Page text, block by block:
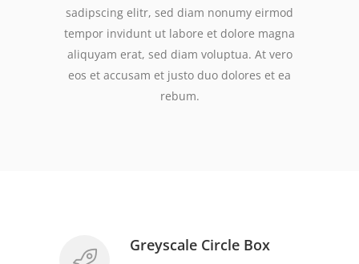
sadipscing elitr, sed diam nonumy eirmod
tempor invidunt ut labore et dolore magna
aliquyam erat, sed diam voluptua. At vero
eos et accusam et justo duo dolores et ea
rebum.
Greyscale Circle Box